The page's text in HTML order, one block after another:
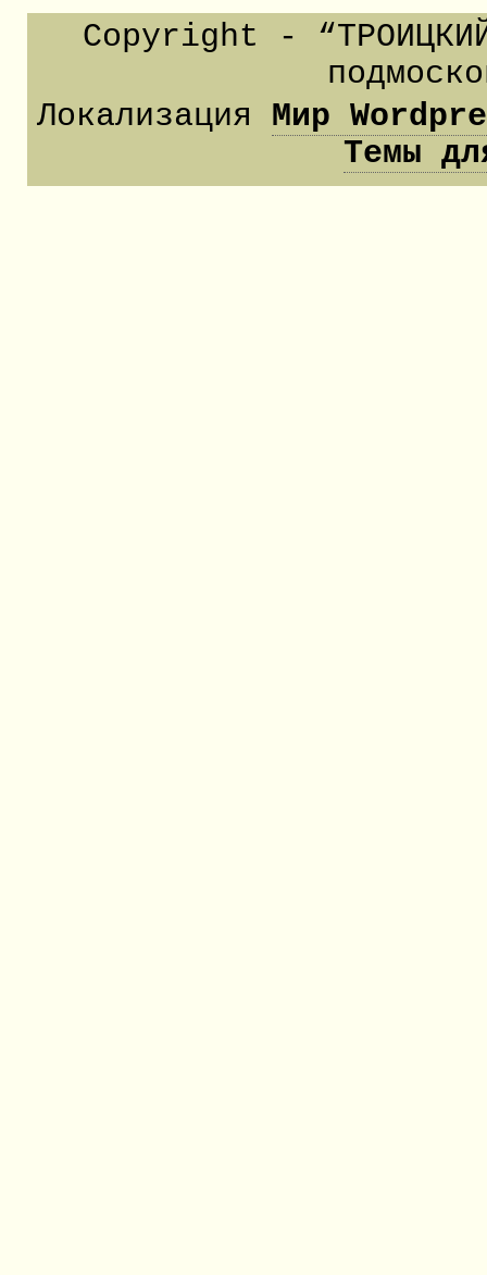
Copyright -
Локализация Мир
Темы